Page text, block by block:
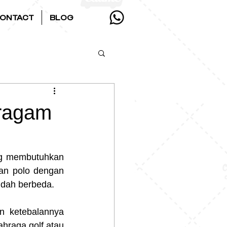
BLOG
membutuhkan
polo dengan
berbeda.
ketebalannya